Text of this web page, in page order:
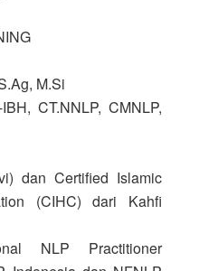
M.Si
CT.NNLP, CMNLP,
dan Certified Islamic
(CIHC) dari Kahfi
NLP Practitioner